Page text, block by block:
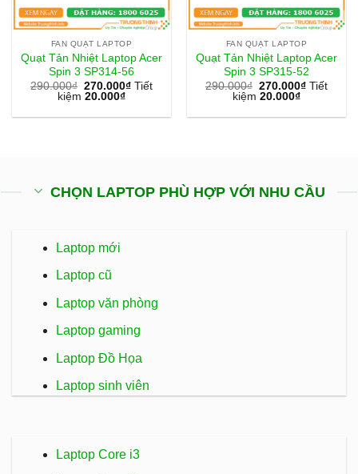
FAN QUẠT LAPTOP
Quạt Tản Nhiệt Laptop Acer
Spin 3 SP314-56
290.000₫ 270.000₫ Tiết
kiệm 20.000₫
FAN QUẠT LAPTOP
Quạt Tản Nhiệt Laptop Acer
Spin 3 SP315-52
290.000₫ 270.000₫ Tiết
kiệm 20.000₫
CHỌN LAPTOP PHÙ HỢP VỚI NHU CẦU
Laptop mới
Laptop cũ
Laptop văn phòng
Laptop gaming
Laptop Đồ Họa
Laptop sinh viên
Laptop Core i3